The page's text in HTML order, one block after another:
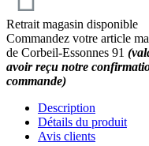
Retrait magasin disponible
Commandez votre article
de Corbeil-Essonnes 91
avoir reçu notre
commande)
Description
Détails du produit
Avis clients